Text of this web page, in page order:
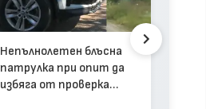
Непълнолетен блъсна
патрулка при опит да
избяга от проверка